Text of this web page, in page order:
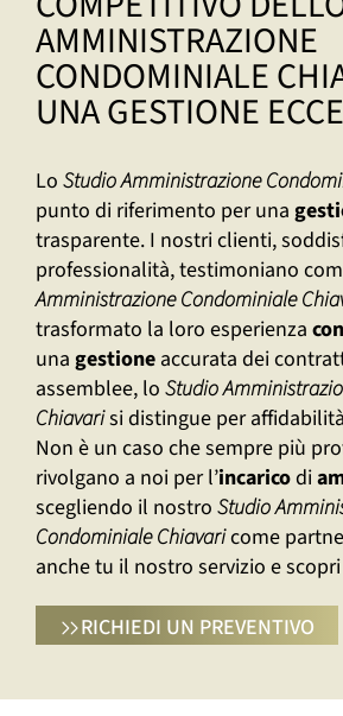
AMMINISTRAZIONE
CONDOMINIALE
UNA GESTIONE
Lo Studio Amministrazione
punto di riferimento per una
trasparente. I nostri clienti,
professionalità, testimoniano
Amministrazione Condominiale
trasformato la loro esperienza
una gestione accurata dei
assemblee, lo Studio
Chiavarisi distingue per
Non è un caso che sempre più
rivolgano a noi per l’incaricodi
scegliendo il nostro Studio
Condominiale Chiavaricome
anche tu il nostro servizio e
RICHIEDI UN PREVENTIVO